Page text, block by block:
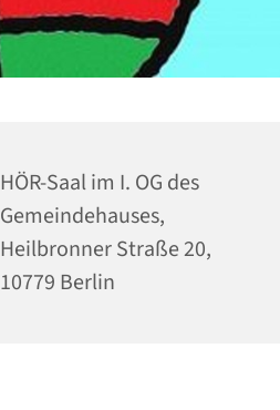
HÖR-Saal im I. OG des
Gemeindehauses,
Heilbronner Straße 20,
10779 Berlin